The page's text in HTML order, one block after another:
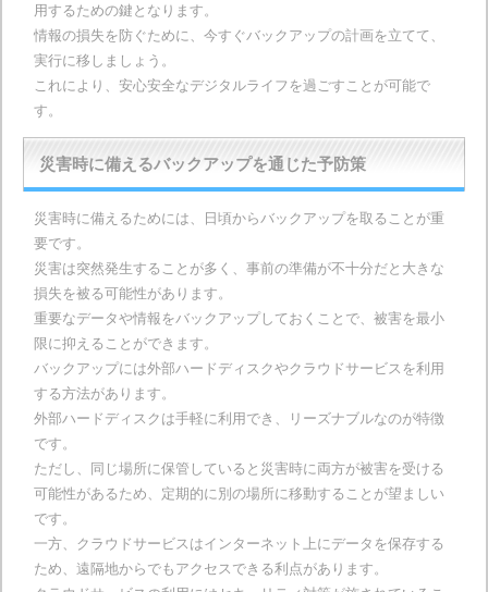
用するための鍵となります。
情報の損失を防ぐために、今すぐバックアップの計画を立てて、
実行に移しましょう。
これにより、安心安全なデジタルライフを過ごすことが可能で
す。
災害時に備えるバックアップを通じた予防策
災害時に備えるためには、日頃からバックアップを取ることが重
要です。
災害は突然発生することが多く、事前の準備が不十分だと大きな
損失を被る可能性があります。
重要なデータや情報をバックアップしておくことで、被害を最小
限に抑えることができます。
バックアップには外部ハードディスクやクラウドサービスを利用
する方法があります。
外部ハードディスクは手軽に利用でき、リーズナブルなのが特徴
です。
ただし、同じ場所に保管していると災害時に両方が被害を受ける
可能性があるため、定期的に別の場所に移動することが望ましい
です。
一方、クラウドサービスはインターネット上にデータを保存する
ため、遠隔地からでもアクセスできる利点があります。